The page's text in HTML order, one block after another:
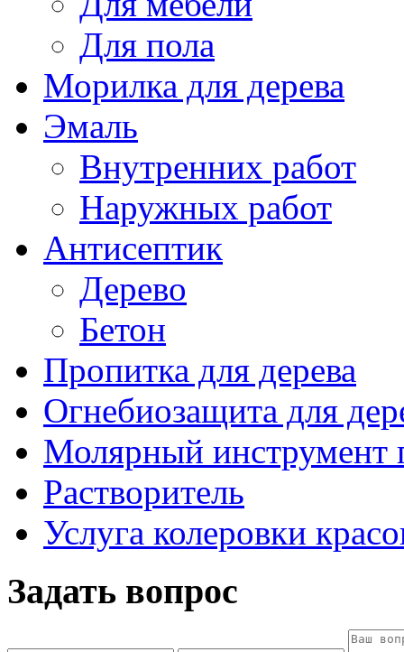
Для пола
Морилка для дерева
Эмаль
Внутренних работ
Наружных работ
Антисептик
Дерево
Бетон
Пропитка для дерева
Огнебиозащита для
Молярный инструмент
Растворитель
Услуга колеровки
Задать вопрос